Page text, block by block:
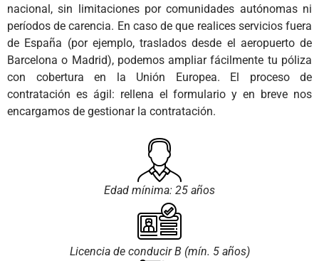
nacional, sin limitaciones por comunidades autónomas ni
períodos de carencia. En caso de que realices servicios fuera
de España (por ejemplo, traslados desde el aeropuerto de
Barcelona o Madrid), podemos ampliar fácilmente tu póliza
con cobertura en la Unión Europea. El proceso de
contratación es ágil: rellena el formulario y en breve nos
encargamos de gestionar la contratación.
Edad mínima: 25 años
Licencia de conducir B (mín. 5 años)